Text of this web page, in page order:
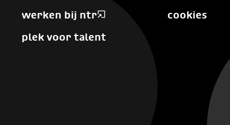
werken bij ntr
plek voor talent
cookies